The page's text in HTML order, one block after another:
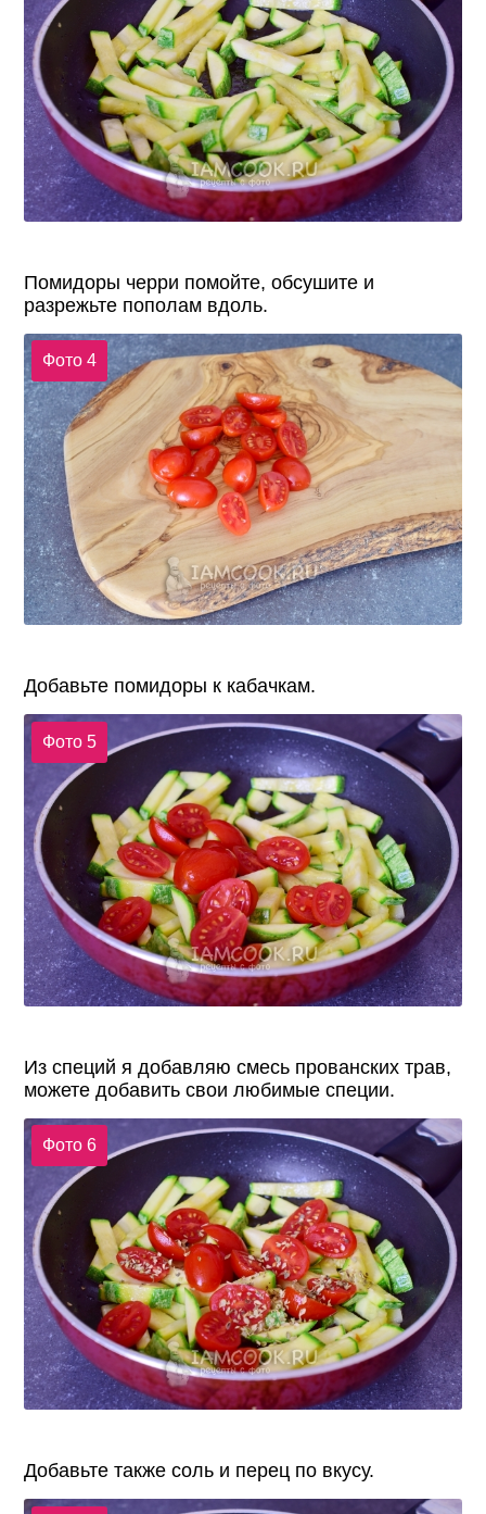
Помидоры черри помойте, обсушите и
разрежьте пополам вдоль.
Фото 4
Добавьте помидоры к кабачкам.
Фото 5
Из специй я добавляю смесь прованских трав,
можете добавить свои любимые специи.
Фото 6
Добавьте также соль и перец по вкусу.